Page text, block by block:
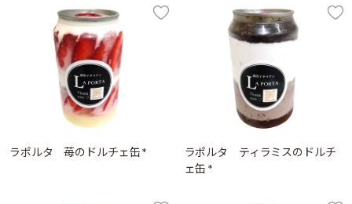
ラポルタ 苺のドルチェ缶 *
ラポルタ ティラミスのドルチ
ェ缶 *